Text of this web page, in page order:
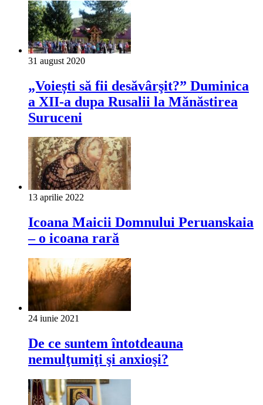
31 august 2020
„Voiești să fii desăvârşit?” Duminica
a XII-a dupa Rusalii la Mănăstirea
Suruceni
13 aprilie 2022
Icoana Maicii Domnului Peruanskaia
– o icoana rară
24 iunie 2021
De ce suntem întotdeauna
nemulţumiţi şi anxioşi?